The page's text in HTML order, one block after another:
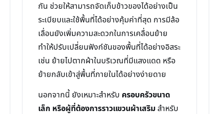
กัน ช่วยให้สามารถจัดเก็บข้าวของได้อย่างเป็น
ระเบียบและใช้พื้นที่ได้อย่างคุ้มค่าที่สุด การมีล้อ
เลื่อนยังเพิ่มความสะดวกในการเคลื่อนย้าย
ทำให้ปรับเปลี่ยนฟังก์ชันของพื้นที่ได้อย่างอิสระ
เช่น ย้ายไปตากผ้าในบริเวณที่มีแสงแดด หรือ
ย้ายกลับเข้าสู่พื้นที่ภายในได้อย่างง่ายดาย
นอกจากนี้ ยังเหมาะสำหรับ ครอบครัวขนาด
เล็ก หรือผู้ที่ต้องการราวแขวนผ้าเสริมสำหรับ